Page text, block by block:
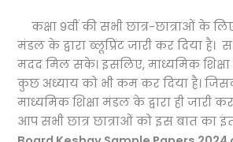
कक्षा 9वीं की सभी छात्र-छात्राओं के
मंडल के द्वारा ब्लूप्रिंट जारी कर दिया है।
मदद मिल सके। इसलिए, माध्यमिक
कुछ अध्याय को भी कम कर दिया है।
माध्यमिक शिक्षा मंडल के द्वारा ही जारी
आप सभी छात्र छात्राओं को इस बात का